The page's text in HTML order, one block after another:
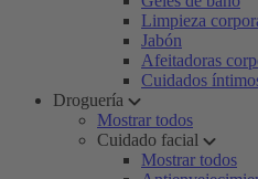
Limpieza
Jabón
Afeitadoras
Cuidados
Droguería
Mostrar todos
Cuidado facial
Mostrar todos